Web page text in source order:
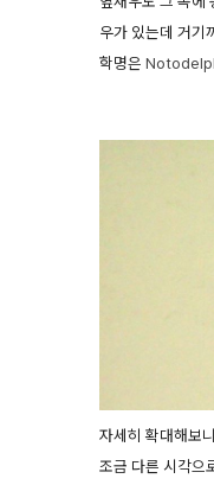
우가 있는데 거기
학명은
자세히 확대해보
조금 다른 시각으